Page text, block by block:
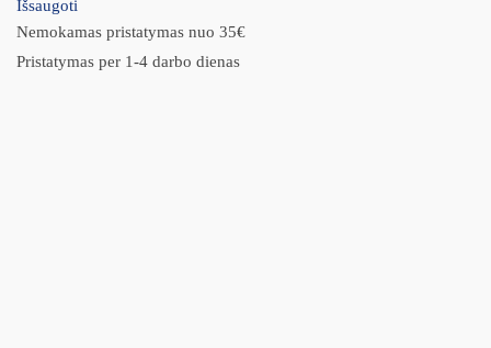
Išsaugoti
Nemokamas pristatymas nuo 35€
Pristatymas per 1-4 darbo dienas